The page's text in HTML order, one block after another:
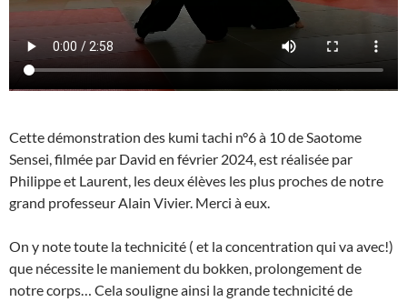
Cette démonstration des kumi tachi n°6 à 10 de Saotome
Sensei, filmée par David en février 2024, est réalisée par
Philippe et Laurent, les deux élèves les plus proches de notre
grand professeur Alain Vivier. Merci à eux.
On y note toute la technicité ( et la concentration qui va avec!)
que nécessite le maniement du bokken, prolongement de
notre corps… Cela souligne ainsi la grande technicité de